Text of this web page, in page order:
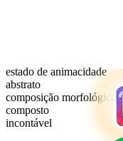
estado de animacidade
abstrato
composição morfológica
composto
incontável